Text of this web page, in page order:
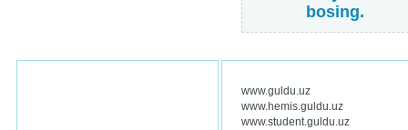
bosing.
www.guldu.uz
www.hemis.guldu.uz
www.student.guldu.uz